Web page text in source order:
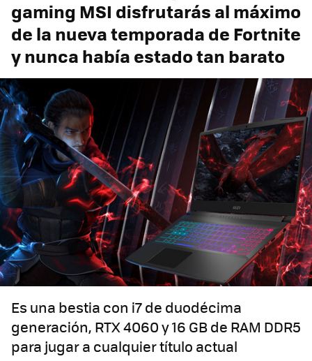
gaming MSI disfrutarás al máximo
de la nueva temporada de Fortnite
y nunca había estado tan barato
Es una bestia con i7 de duodécima
generación, RTX 4060 y 16 GB de RAM DDR5
para jugar a cualquier título actual